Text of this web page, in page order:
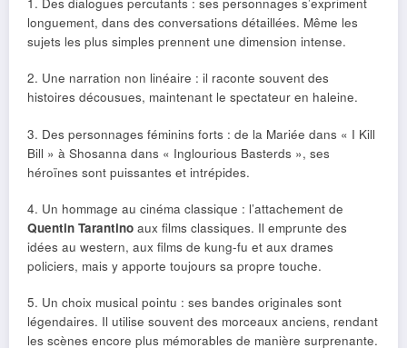
longuement, dans des conversations détaillées. Même les
sujets les plus simples prennent une dimension intense.
2. Une narration non linéaire : il raconte souvent des
histoires décousues, maintenant le spectateur en haleine.
3. Des personnages féminins forts : de la Mariée dans « I Kill
Bill » à Shosanna dans « Inglourious Basterds », ses
héroïnes sont puissantes et intrépides.
4. Un hommage au cinéma classique : l’attachement de
Quentin Tarantino aux films classiques. Il emprunte des
idées au western, aux films de kung-fu et aux drames
policiers, mais y apporte toujours sa propre touche.
5. Un choix musical pointu : ses bandes originales sont
légendaires. Il utilise souvent des morceaux anciens, rendant
les scènes encore plus mémorables de manière surprenante.